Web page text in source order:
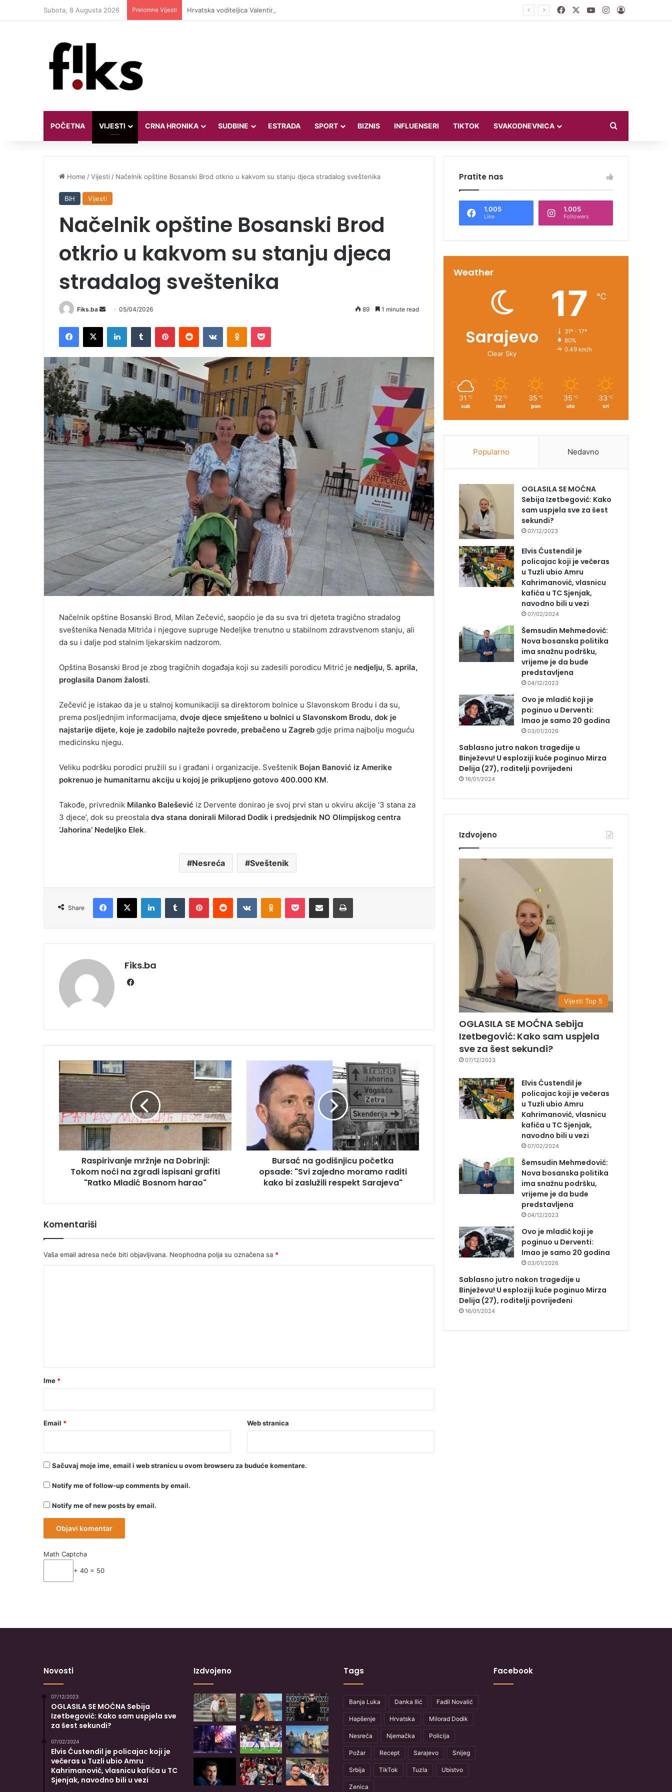
Subota, 8 Augusta 2026 Prelomne Vijesti Hrvatska voditeljica Valentina Miletić koju porede s Dilettom Leotom oduševila pozirajući u bikiniju FacebookYouTubeInstagram
Log In
POČETNA VIJESTI CRNA HRONIKA SUDBINE ESTRADA SPORT BIZNIS INFLUENSERI TIKTOK SVAKODNEVNICA
Home /Vijesti / Načelnik opštine Bosanski Brod otkrio u kakvom su stanju djeca stradalog sveštenika
BiH Vijesti
Načelnik opštine Bosanski Brod
otkrio u kakvom su stanju djeca
stradalog sveštenika
Fiks.ba
Send
email
05/04/2026 89 1 minute read
Facebook
X LinkedInTumblr PinterestReddit VKontakteOdnoklassniki
Pocket
Načelnik opštine Bosanski Brod, Milan Zečević, saopćio je da su sva tri djeteta tragično stradalog
sveštenika Nenada Mitrića i njegove supruge Nedeljke trenutno u stabilnom zdravstvenom stanju, ali
da su i dalje pod stalnim ljekarskim nadzorom.
Opština Bosanski Brod je zbog tragičnih događaja koji su zadesili porodicu Mitrić je nedjelju, 5. aprila,
proglasila Danom žalosti.
Zečević je istakao da je u stalnoj komunikaciji sa direktorom bolnice u Slavonskom Brodu i da su,
prema posljednjim informacijama, dvoje djece smješteno u bolnici u Slavonskom Brodu, dok je
najstarije dijete, koje je zadobilo najteže povrede, prebačeno u Zagreb gdje prima najbolju moguću
medicinsku njegu.
Veliku podršku porodici pružili su i građani i organizacije. Sveštenik Bojan Banović iz Amerike
pokrenuo je humanitarnu akciju u kojoj je prikupljeno gotovo 400.000 KM.
Takođe, privrednik Milanko Balešević iz Dervente donirao je svoj prvi stan u okviru akcije ‘3 stana za
3 djece’, dok su preostala dva stana donirali Milorad Dodik i predsjednik NO Olimpijskog centra
‘Jahorina’ Nedeljko Elek.
Nesreća Sveštenik
Share
Facebook
X LinkedInTumblr PinterestReddit VKontakteOdnoklassniki
Pocket Share via Email Print
Fiks.ba
Raspirivanje
mržnje
na
Dobrinji:
Tokom
noći
na
zgradi
ispisani
"Ratko
Raspirivanje mržnje na Dobrinji:
Tokom noći na zgradi ispisani grafiti
"Ratko Mladić Bosnom harao"
godišnjicu
početka
opsade:
"Svi
zajedno
moramo
raditi
zaslužili
Bursać na godišnjicu početka
opsade: "Svi zajedno moramo raditi
kako bi zaslužili respekt Sarajeva"
Komentariši
Vaša email adresa neće biti objavljivana. Neophodna polja su označena sa *
rIme *
Email * Web stranica
Sačuvaj moje ime, email i web stranicu u ovom browseru za buduće komentare.
Notify me of follow-up comments by email.
Notify me of new posts by email.
Math Captcha
+ 40 = 50
Pratite nas
1.005
Like
1.005
Followers
Weather
Sarajevo
Clear Sky
17 ℃
31º - 17º
80%
0.49 km/h
31 ℃
sub
32 ℃
ned
35 ℃
pon
35 ℃
uto
33 ℃
sri
Popularno Nedavno
OGLASILA SE MOĆNA
Sebija Izetbegović: Kako
sam uspjela sve za šest
sekundi?
07/12/2023
Elvis Ćustendil je
policajac koji je večeras
u Tuzli ubio Amru
Kahrimanović, vlasnicu
kafića u TC Sjenjak,
navodno bili u vezi
07/02/2024
Šemsudin Mehmedović:
Nova bosanska politika
ima snažnu podršku,
vrijeme je da bude
predstavljena
04/12/2023
Ovo je mladić koji je
poginuo u Derventi:
Imao je samo 20 godina
03/01/2026
Sablasno jutro nakon tragedije u
Binježevu! U esploziji kuće poginuo Mirza
Delija (27), roditelji povrijeđeni
16/01/2024
Izdvojeno
Vijesti Top 5
OGLASILA SE MOĆNA Sebija
Izetbegović: Kako sam uspjela
sve za šest sekundi?
07/12/2023
Elvis Ćustendil je
policajac koji je večeras
u Tuzli ubio Amru
Kahrimanović, vlasnicu
kafića u TC Sjenjak,
navodno bili u vezi
07/02/2024
Šemsudin Mehmedović:
Nova bosanska politika
ima snažnu podršku,
vrijeme je da bude
predstavljena
04/12/2023
Ovo je mladić koji je
poginuo u Derventi:
Imao je samo 20 godina
03/01/2026
Sablasno jutro nakon tragedije u
Binježevu! U esploziji kuće poginuo Mirza
Delija (27), roditelji povrijeđeni
16/01/2024
Novosti
07/12/2023
OGLASILA SE MOĆNA Sebija
Izetbegović: Kako sam uspjela sve
za šest sekundi?
07/02/2024
Elvis Ćustendil je policajac koji je
večeras u Tuzli ubio Amru
Kahrimanović, vlasnicu kafića u TC
Sjenjak, navodno bili u vezi
Izdvojeno Tags
Banja Luka Danka Ilić Fadil Novalić
Hapšenje Hrvatska Milorad Dodik
Nesreća Njemačka Policija
Požar Recept Sarajevo Snijeg
Srbija TikTok Tuzla Ubistvo
Zenica
Facebook